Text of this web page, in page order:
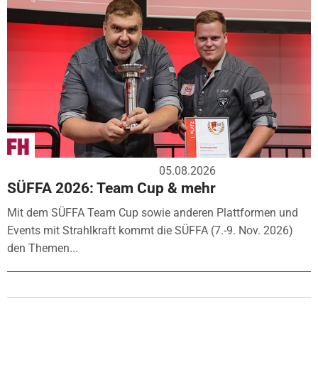
05.08.2026
SÜFFA 2026: Team Cup & mehr
Mit dem SÜFFA Team Cup sowie anderen Plattformen und
Events mit Strahlkraft kommt die SÜFFA (7.-9. Nov. 2026)
den Themen...